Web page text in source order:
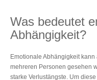
Was bedeutet
Abhängigkeit?
Emotionale Abhängigkeit
mehreren Personen gesehen
starke Verlustängste. Um